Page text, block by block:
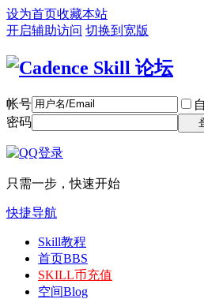
设为首页收藏本站
开启辅助访问 切换到宽版
帐号
密码
只需一步，快速开始
快捷导航
Skill教程
首页BBS
SKILL币充值
空间Blog